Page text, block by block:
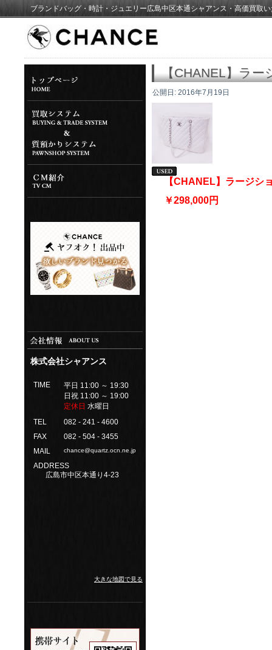
ブランドバッグ・時計・ジュエリー広島中区本通シャアンス・高価買取
株式会社シャアンス
TIME
平日 11:00 ～ 19:30
日祝 11:00 ～ 19:00
定休日 水曜日
TEL
082 - 241 - 4600
FAX
082 - 504 - 3455
MAIL
chance@quartz.ocn.ne.jp
ADDRESS
広島市中区本通り4-23
大きな地図で見る
【CHANEL】ラ
公開日: 2016年7月19日
【CHANEL】ラージ
￥298,000円